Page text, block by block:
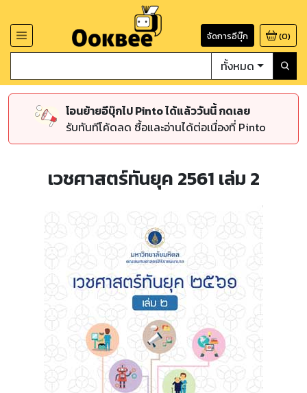
จัดการอีบุ๊ก (0)
ทั้งหมด
โอนย้ายอีบุ๊กไป Pinto ได้แล้ววันนี้ กดเลย
รับทันทีโค้ดลด ซื้อและอ่านได้ต่อเนื่องที่ Pinto
เวชศาสตร์ทันยุค 2561 เล่ม 2